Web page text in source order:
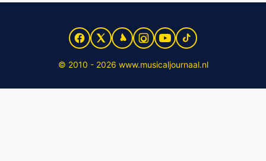
© 2010 - 2026 www.musicaljournaal.nl